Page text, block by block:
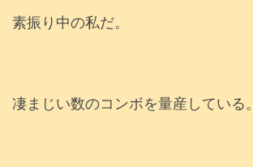
素振り中の私だ。
凄まじい数のコンボを量産している。